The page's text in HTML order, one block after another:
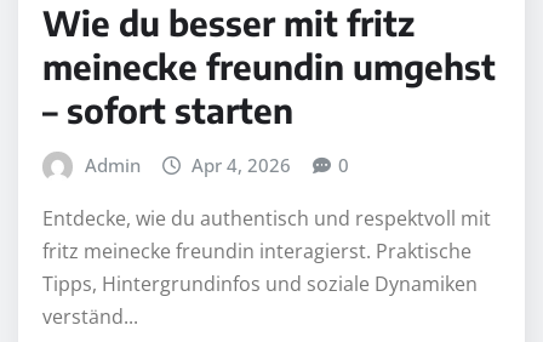
Wie du besser mit fritz
meinecke freundin umgehst
– sofort starten
Admin Apr 4, 2026 0
Entdecke, wie du authentisch und respektvoll mit
fritz meinecke freundin interagierst. Praktische
Tipps, Hintergrundinfos und soziale Dynamiken
verständ...